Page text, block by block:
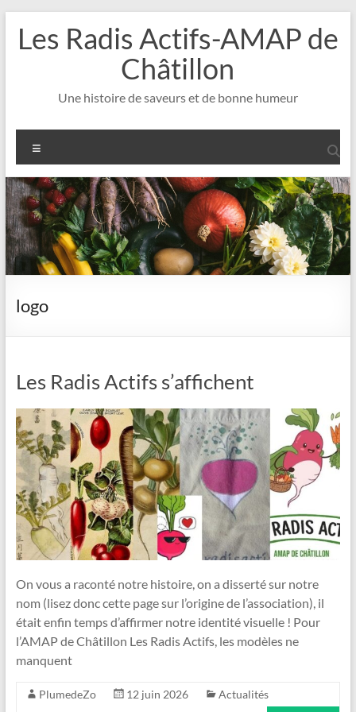
contenu
Les Radis Actifs-AMAP de
Châtillon
Une histoire de saveurs et de bonne humeur
logo
Les Radis Actifs s’affichent
On vous a raconté notre histoire, on a disserté sur notre
nom (lisez donc cette page sur l’origine de l’association), il
était enfin temps d’affirmer notre identité visuelle ! Pour
l’AMAP de Châtillon Les Radis Actifs, les modèles ne
manquent
PlumedeZo 12 juin 2026
Actualités